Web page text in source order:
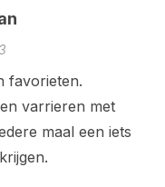
favorieten.
varrieren met
maal een iets